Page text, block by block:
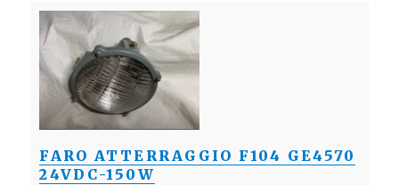
FARO ATTERRAGGIO F104 GE4570
24VDC-150W